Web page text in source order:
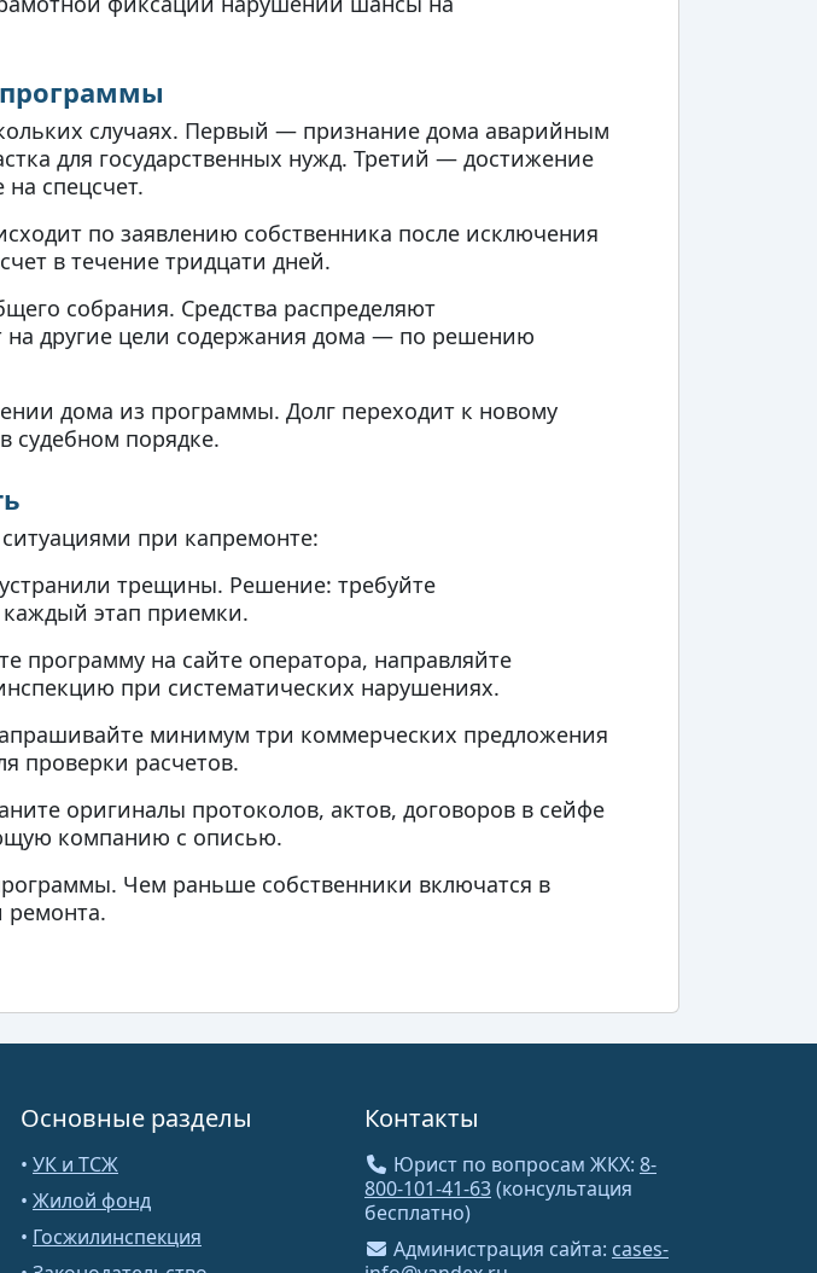
случаях. Первый — признание дома аварийным
для государственных нужд. Третий — достижение
спецсчет.
по заявлению собственника после исключения
в течение тридцати дней.
собрания. Средства распределяют
другие цели содержания дома — по решению
дома из программы. Долг переходит к новому
судебном порядке.
при капремонте:
трещины. Решение: требуйте
этап приемки.
программу на сайте оператора, направляйте
при систематических нарушениях.
минимум три коммерческих предложения
проверки расчетов.
оригиналы протоколов, актов, договоров в сейфе
компанию с описью.
Чем раньше собственники включатся в
ремонта.
Основные разделы
• УК и ТСЖ
• Жилой фонд
• Госжилинспекция
Контакты
Юрист по вопросам ЖКХ: 8-
800-101-41-63(консультация
бесплатно)
Администрация сайта: cases-